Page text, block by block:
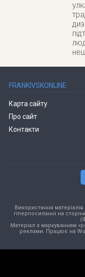
FRANKIVSKONLINE
Карта сайту
Про сайт
Контакти
Використання
гіперпосиланні на
Матеріал з маркуванням
реклами. Працює на